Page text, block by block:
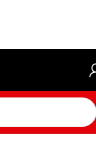
KF13.087AV9